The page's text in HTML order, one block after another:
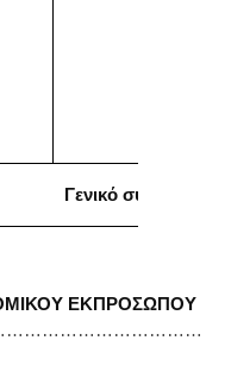
Γενικό σύνολο:
ΕΚΠΡΟΣΩΠΟΥ